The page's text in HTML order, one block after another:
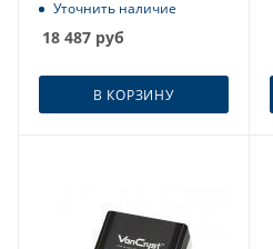
Уточнить наличие
18 487 руб
В КОРЗИНУ